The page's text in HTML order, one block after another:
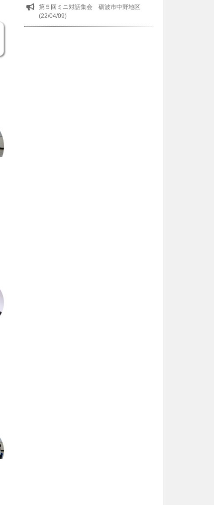
第５回ミニ対話集会 砺波市中野地区
(22/04/09)